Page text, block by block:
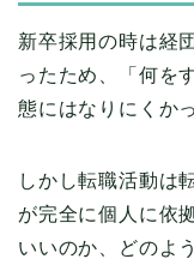
新卒採用の時は経
ったため、「何を
態にはなりにくか
しかし転職活動は
が完全に個人に依
いいのか、どのよ